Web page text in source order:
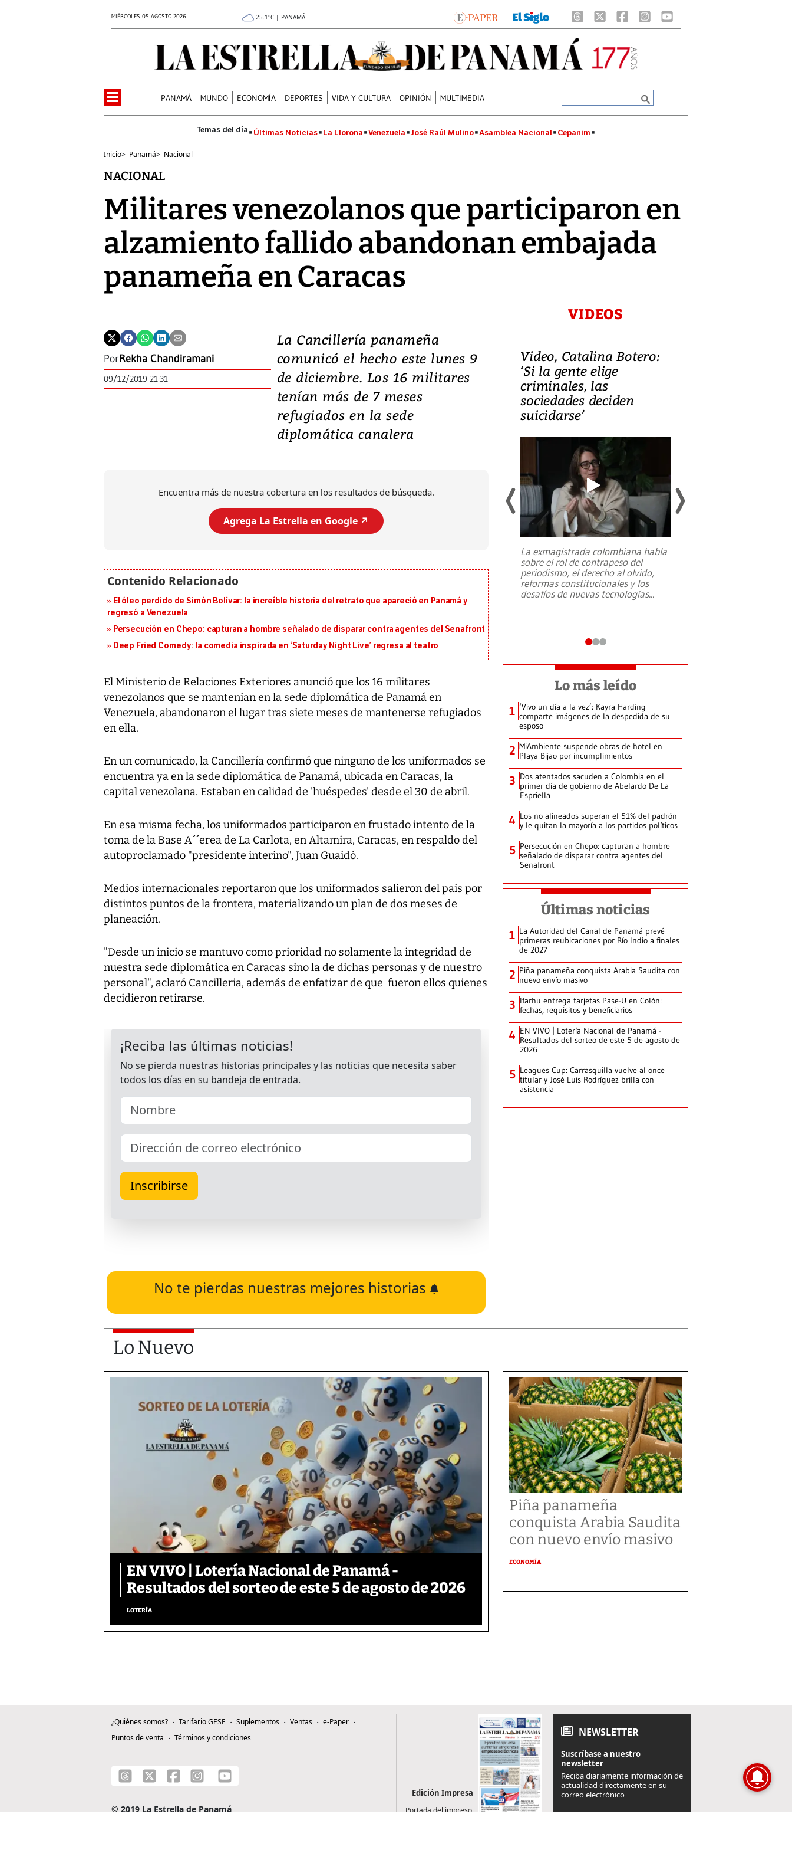
MIÉRCOLES 05 AGOSTO 2026 25.1°C | PANAMÁ
PANAMÁ MUNDO ECONOMÍA DEPORTES VIDA Y CULTURA OPINIÓN MULTIMEDIA
Últimas Noticias La Llorona Venezuela José Raúl Mulino Asamblea Nacional Cepanim
Inicio> Panamá> Nacional
NACIONAL
Militares venezolanos que participaron en
alzamiento fallido abandonan embajada
panameña en Caracas
PorRekha Chandiramani
09/12/2019 21:31
La Cancillería panameña
comunicó el hecho este lunes 9
de diciembre. Los 16 militares
tenían más de 7 meses
refugiados en la sede
diplomática canalera
Encuentra más de nuestra cobertura en los resultados de búsqueda.
Agrega La Estrella en Google ↗️
El óleo perdido de Simón Bolívar: la increíble historia del retrato que apareció en Panamá y
regresó a Venezuela
Persecución en Chepo: capturan a hombre señalado de disparar contra agentes del Senafront
Deep Fried Comedy: la comedia inspirada en ‘Saturday Night Live’ regresa al teatro
El Ministerio de Relaciones Exteriores anunció que los 16 militares
venezolanos que se mantenían en la sede diplomática de Panamá en
Venezuela, abandonaron el lugar tras siete meses de mantenerse refugiados
en ella.
En un comunicado, la Cancillería confirmó que ninguno de los uniformados se
encuentra ya en la sede diplomática de Panamá, ubicada en Caracas, la
capital venezolana. Estaban en calidad de 'huéspedes' desde el 30 de abril.
En esa misma fecha, los uniformados participaron en frustado intento de la
toma de la Base A´´erea de La Carlota, en Altamira, Caracas, en respaldo del
autoproclamado "presidente interino", Juan Guaidó.
Medios internacionales reportaron que los uniformados salieron del país por
distintos puntos de la frontera, materializando un plan de dos meses de
planeación.
"Desde un inicio se mantuvo como prioridad no solamente la integridad de
nuestra sede diplomática en Caracas sino la de dichas personas y de nuestro
personal", aclaró Cancilleria, además de enfatizar de que fueron ellos quienes
decidieron retirarse.
No te pierdas nuestras mejores historias
VIDEOS
Video, Japón: Terremoto
deja heridos y graves
daños en Kumamoto
Un fuerte terremoto de magnitud
7,1 se registró este martes 28 de
Video, Catalina Botero:
‘Si la gente elige
criminales, las
sociedades deciden
suicidarse’
La exmagistrada colombiana habla
sobre el rol de contrapeso del
periodismo, el derecho al olvido,
reformas constitucionales y los
desafíos de nuevas tecnologías...
Lo más leído
1 ‘Vivo un día a la vez’: Kayra Harding
comparte imágenes de la despedida de su
esposo
2 MiAmbiente suspende obras de hotel en
Playa Bijao por incumplimientos
3 Dos atentados sacuden a Colombia en el
primer día de gobierno de Abelardo De La
Espriella
4 Los no alineados superan el 51% del padrón
y le quitan la mayoría a los partidos políticos
5 Persecución en Chepo: capturan a hombre
señalado de disparar contra agentes del
Senafront
Últimas noticias
1 La Autoridad del Canal de Panamá prevé
primeras reubicaciones por Río Indio a finales
de 2027
2 Piña panameña conquista Arabia Saudita con
nuevo envío masivo
3 Ifarhu entrega tarjetas Pase-U en Colón:
fechas, requisitos y beneficiarios
4 EN VIVO | Lotería Nacional de Panamá -
Resultados del sorteo de este 5 de agosto de
2026
5 Leagues Cup: Carrasquilla vuelve al once
titular y José Luis Rodríguez brilla con
asistencia
Lo Nuevo
EN VIVO | Lotería Nacional de Panamá -
Resultados del sorteo de este 5 de agosto de 2026
LOTERÍA
Piña panameña
conquista Arabia Saudita
con nuevo envío masivo
ECONOMÍA
¿Quiénes somos? Tarifario GESE Suplementos Ventas
e-Paper
Puntos de venta
Términos y condiciones
© 2019 La Estrella de Panamá
Edición Impresa
Portada del impreso
NEWSLETTER
Suscríbase a nuestro
newsletter
Reciba diariamente información de
actualidad directamente en su
correo electrónico